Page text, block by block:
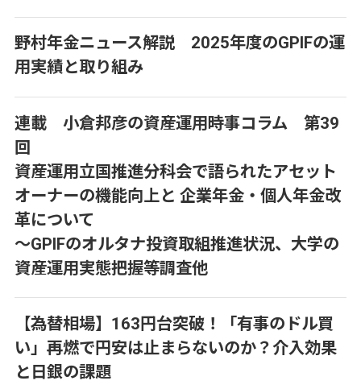
野村年金ニュース解説 2025年度のGPIFの運
用実績と取り組み
連載 小倉邦彦の資産運用時事コラム 第39
回
資産運用立国推進分科会で語られたアセット
オーナーの機能向上と 企業年金・個人年金改
革について
～GPIFのオルタナ投資取組推進状況、大学の
資産運用実態把握等調査他
【為替相場】163円台突破！「有事のドル買
い」再燃で円安は止まらないのか？介入効果
と日銀の課題